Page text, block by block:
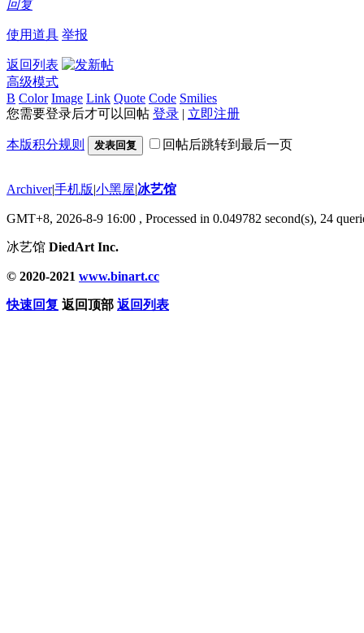
回复
使用道具 举报
返回列表
高级模式
B Color Image Link Quote Code Smilies
您需要登录后才可以回帖 登录 | 立即注册
本版积分规则 发表回复 回帖后跳转到最后一页
Archiver|手机版|小黑屋|冰艺馆
GMT+8, 2026-8-9 16:00 , Processed in 0.049782 second(s), 24
冰艺馆 DiedArt Inc.
© 2020-2021 www.binart.cc
快速回复 返回顶部 返回列表